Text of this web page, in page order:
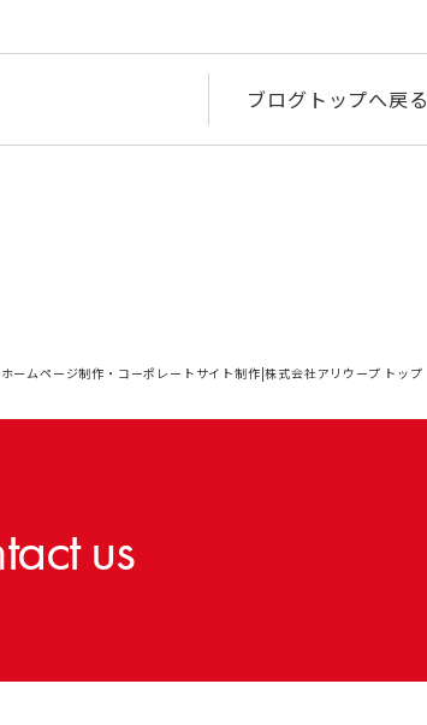
ブログトップへ戻る
ホームページ制作・コーポレートサイト制作|株式会社アリウープ トップ
us